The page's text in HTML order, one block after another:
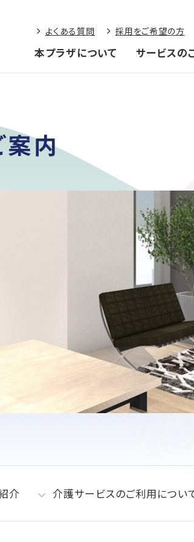
よくある質問 採用をご希望の方
本プラザについて サービスの
案内
介 介護サービスのご利用につい